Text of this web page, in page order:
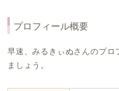
プロフィール概要
早速、みるきぃぬさんのプロ
ましょう。